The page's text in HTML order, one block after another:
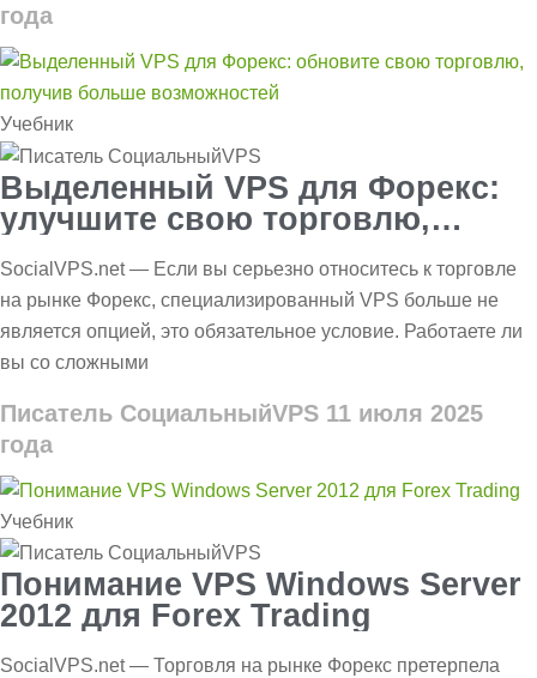
года
Учебник
Выделенный VPS для Форекс:
улучшите свою торговлю,
SocialVPS.net — Если вы серьезно относитесь к торговле
на рынке Форекс, специализированный VPS больше не
является опцией, это обязательное условие. Работаете ли
вы со сложными
Писатель СоциальныйVPS 11 июля 2025
года
Учебник
Понимание VPS Windows Server
2012 для Forex Trading
SocialVPS.net — Торговля на рынке Форекс претерпела